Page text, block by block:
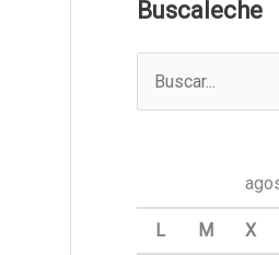
Buscaleche
a
L M X